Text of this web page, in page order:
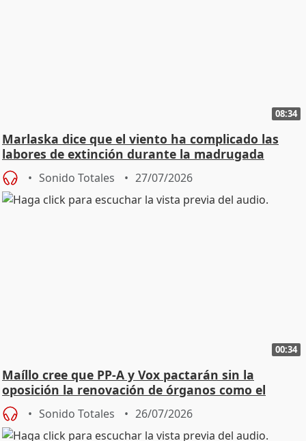
08:34
Marlaska dice que el viento ha complicado las
labores de extinción durante la madrugada
Sonido Totales 27/07/2026
00:34
Maíllo cree que PP-A y Vox pactarán sin la
oposición la renovación de órganos como el
Defensor
Sonido Totales 26/07/2026